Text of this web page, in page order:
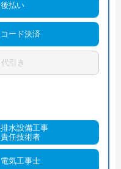
後払い
コード決済
代引き
排水設備工事
責任技術者
電気工事士